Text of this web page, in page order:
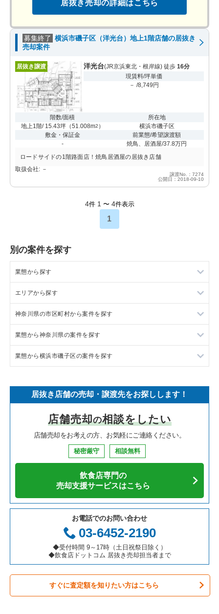
居抜き売却の詳細はこちら
募集終了 横浜市磯子区（洋光台）地上1階店舗の居抜き
売却案件
居抜き譲渡 洋光台(JR京浜東北・根岸線) 徒歩 16分
現賃料/坪単価
－ /8,749円
階数/面積
地上1階/ 15.43坪（51.008m2 ）
所在地
横浜市磯子区
敷金・保証金
-
前業態/希望譲渡額
焼鳥、居酒屋/37.8万円
ロードサイドの1階路面店！焼鳥居酒屋の居抜き店舗
取扱会社: －
譲渡No.：7274
公開日：2018-09-10
4件 1 〜 4件表示
1
別の案件を探す
業態から探す
ラーメンの居抜き売却物件の案件一覧
フランス料理の居抜き売却物件の案件一覧
イタリア料理の居抜き売却物件の案件一覧
中華の居抜き売却物件の案件一覧
寿司の居抜き売却物件の案件一覧
焼肉の居抜き売却物件の案件一覧
鉄板焼き・お好み焼の居抜き売却物件の案件一覧
カフェの居抜き売却物件の案件一覧
テイクアウトの居抜き売却物件の案件一覧
お弁当・惣菜・デリの居抜き売却物件の案件一覧
カラオケ・パブ・スナックの居抜き売却物件の案件一覧
バーの居抜き売却物件の案件一覧
居酒屋・ダイニングバーの居抜き売却物件の案件一覧
エリアから探す
東京23区の飲食店の居抜き売却物件の案件一覧
東京都下の飲食店の居抜き売却物件の案件一覧
千葉県の飲食店の居抜き売却物件の案件一覧
神奈川県の飲食店の居抜き売却物件の案件一覧
大阪府の飲食店の居抜き売却物件の案件一覧
兵庫県の飲食店の居抜き売却物件の案件一覧
愛知県の飲食店の居抜き売却物件の案件一覧
岐阜県の飲食店の居抜き売却物件の案件一覧
三重県の飲食店の居抜き売却物件の案件一覧
神奈川県の市区町村から案件を探す
大和市の飲食店の居抜き売却物件の案件一覧
鎌倉市の飲食店の居抜き売却物件の案件一覧
川崎市高津区の飲食店の居抜き売却物件の案件一覧
横浜市鶴見区の飲食店の居抜き売却物件の案件一覧
川崎市中原区の飲食店の居抜き売却物件の案件一覧
横浜市南区の飲食店の居抜き売却物件の案件一覧
横浜市港北区の飲食店の居抜き売却物件の案件一覧
横浜市神奈川区の飲食店の居抜き売却物件の案件一覧
横浜市都筑区の飲食店の居抜き売却物件の案件一覧
横浜市西区の飲食店の居抜き売却物件の案件一覧
川崎市宮前区の飲食店の居抜き売却物件の案件一覧
業態から神奈川県の案件を探す
神奈川県のラーメンの居抜き売却物件の案件一覧
神奈川県のイタリア料理の居抜き売却物件の案件一覧
神奈川県の中華の居抜き売却物件の案件一覧
神奈川県のそば・うどんの居抜き売却物件の案件一覧
神奈川県の焼肉の居抜き売却物件の案件一覧
神奈川県の鉄板焼き・お好み焼の居抜き売却物件の案件一覧
神奈川県のアジア料理の居抜き売却物件の案件一覧
神奈川県のカフェの居抜き売却物件の案件一覧
神奈川県のテイクアウトの居抜き売却物件の案件一覧
神奈川県のお弁当・惣菜・デリの居抜き売却物件の案件一覧
業態から横浜市磯子区の案件を探す
横浜市磯子区の焼肉の居抜き売却物件の案件一覧
横浜市磯子区のアジア料理の居抜き売却物件の案件一覧
横浜市磯子区のカフェの居抜き売却物件の案件一覧
横浜市磯子区のその他の居抜き売却物件の案件一覧
居抜き店舗の売却・譲渡先をお探しします！
店舗売却の相談をしたい
店舗売却をお考えの方、お気軽にご連絡ください。
秘密厳守 相談無料
飲食店専門の
売却支援サービスはこちら
お電話でのお問い合わせ
03-6452-2190
◆受付時間 9～17時（土日祝祭日除く）
◆飲食店ドットコム 居抜き売却担当者まで
すぐに査定額を知りたい方はこちら